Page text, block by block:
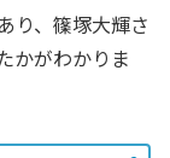
り、篠塚大輝さ
かがわかりま